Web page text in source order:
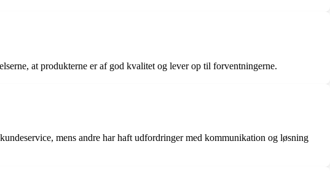
at produkterne er af god kvalitet og lever op til forventningerne.
mens andre har haft udfordringer med kommunikation og løsning